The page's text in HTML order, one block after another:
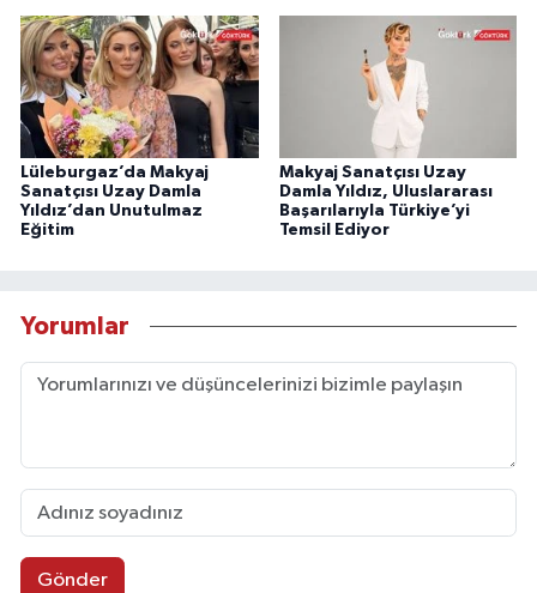
Lüleburgaz’da Makyaj
Sanatçısı Uzay Damla
Yıldız’dan Unutulmaz
Eğitim
Makyaj Sanatçısı Uzay
Damla Yıldız, Uluslararası
Başarılarıyla Türkiye’yi
Temsil Ediyor
Yorumlar
Gönder